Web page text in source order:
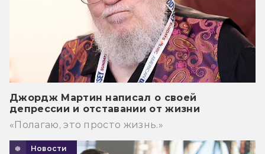
Джордж Мартин написал о своей
депрессии и отставании от жизни
«Полагаю, это просто жизнь.»
Новости